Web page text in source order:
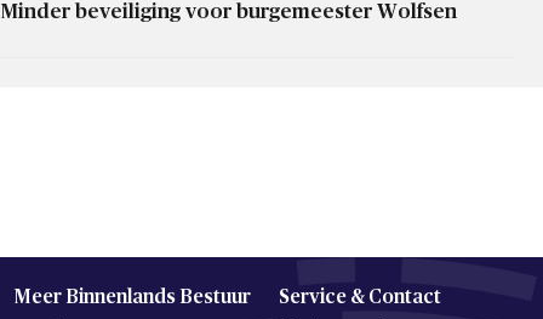
Minder beveiliging voor burgemeester Wolfsen
Meer Binnenlands Bestuur Service & Contact